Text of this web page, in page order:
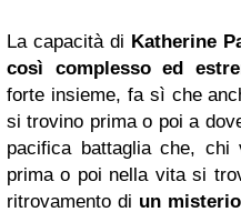
La capacità di Katherine
così complesso ed
forte insieme, fa sì che
si trovino prima o poi a
pacifica battaglia che, chi
prima o poi nella vita si
ritrovamento di un